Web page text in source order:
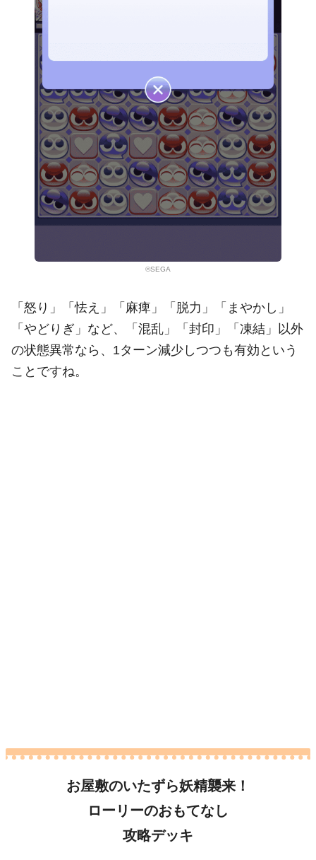
©SEGA
「怒り」「怯え」「麻痺」「脱力」「まやかし」
「やどりぎ」など、「混乱」「封印」「凍結」以外
の状態異常なら、1ターン減少しつつも有効という
ことですね。
お屋敷のいたずら妖精襲来！
ローリーのおもてなし
攻略デッキ